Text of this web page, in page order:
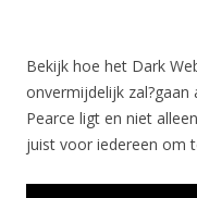
Bekijk hoe het Dark
onvermijdelijk zal?gaan
Pearce ligt en niet
juist voor iedereen om